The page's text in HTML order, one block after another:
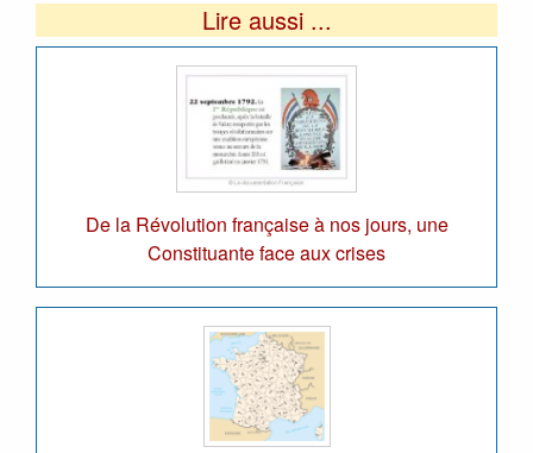
Lire aussi ...
De la Révolution française à nos jours, une
Constituante face aux crises